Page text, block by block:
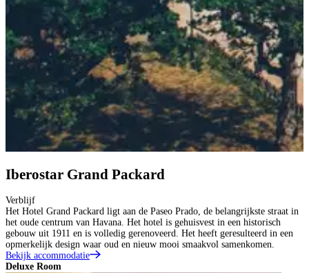
Iberostar Grand Packard
Verblijf
Het Hotel Grand Packard ligt aan de Paseo Prado, de belangrijkste straat in
het oude centrum van Havana. Het hotel is gehuisvest in een historisch
gebouw uit 1911 en is volledig gerenoveerd. Het heeft geresulteerd in een
opmerkelijk design waar oud en nieuw mooi smaakvol samenkomen.
Bekijk accommodatie
Deluxe Room